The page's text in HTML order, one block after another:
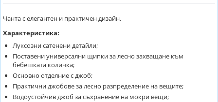
Чанта с елегантен и практичен дизайн.
Характеристика:
Луксозни сатенени детайли;
Поставени универсални щипки за лесно захващане към
бебешката количка;
Основно отделние с джоб;
Практични джобове за лесно разпределение на вещите;
Водоустойчив джоб за съхранение на мокри вещи;